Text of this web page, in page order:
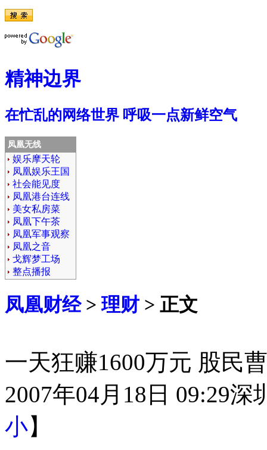
精神边界
在忙乱的网络世界 呼吸一点新鲜空气
凤凰无线
娱乐摩天轮
凤凰娱乐王国
社会能见度
凤凰港台连线
美女私房菜
凤凰下午茶
凤凰军事观察
凤凰之音
戈辉梦工场
整点播报
凤凰财经>理财 > 正文
一天狂赚1600万元 股民
2007年04月18日 09:29深
小】